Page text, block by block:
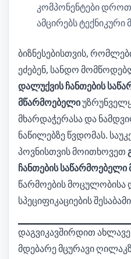
კომპონენტები
ამცირებს ტექნიკური
ბიზნესებისთვის,
ეძებენ, სანდო
დალუქვის ჩანთების
მწარმოებელი
მხარდაჭერასა და
ნაწილებზე წვდომას.
პოვნისთვის მოითხოვეთ
ჩანთების საწარმოებელი
წარმოების მოცულობისა
სპეციფიკაციების
დაგვიკავშირდით ახლავე
მდებარე მცურავი